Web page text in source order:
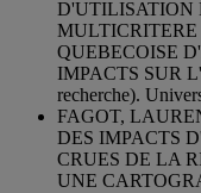
D'UTILISATION
QUEBECOISE
IMPACTS SUR
recherche).
FAGOT,
DES IMPACTS
CRUES DE LA
UNE